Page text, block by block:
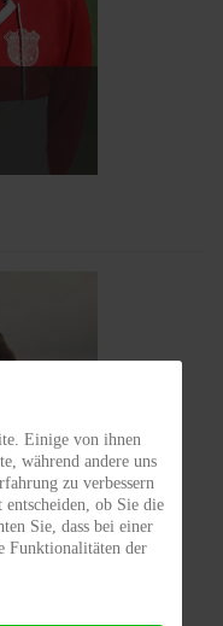
Einige von ihnen
während andere uns
zu verbessern
ob Sie die
Sie, dass bei einer
Funktionalitäten der